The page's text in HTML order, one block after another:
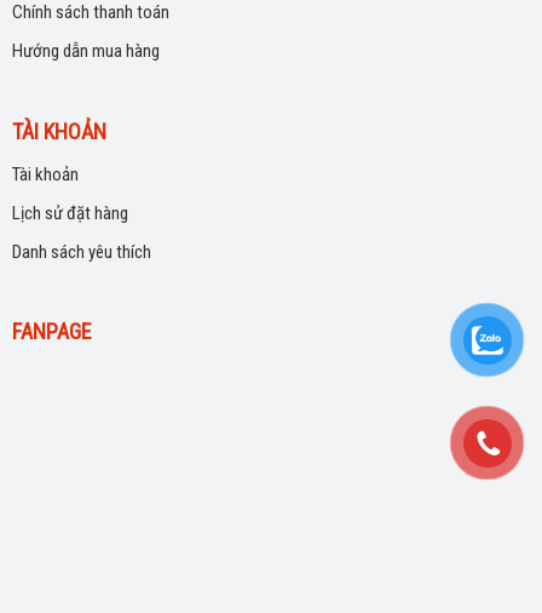
Chính sách thanh toán
Hướng dẫn mua hàng
TÀI KHOẢN
Tài khoản
Lịch sử đặt hàng
Danh sách yêu thích
FANPAGE